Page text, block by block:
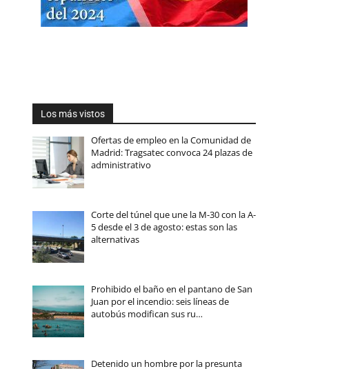
Los más vistos
Ofertas de empleo en la Comunidad de
Madrid: Tragsatec convoca 24 plazas de
administrativo
Corte del túnel que une la M-30 con la A-
5 desde el 3 de agosto: estas son las
alternativas
Prohibido el baño en el pantano de San
Juan por el incendio: seis líneas de
autobús modifican sus ru…
Detenido un hombre por la presunta